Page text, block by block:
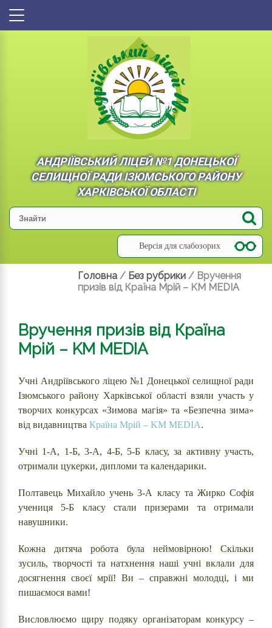
АНДРІЇВСЬКИЙ ЛІЦЕЙ №1 ДОНЕЦЬКОЇ
СЕЛИЩНОЇ РАДИ ІЗЮМСЬКОГО РАЙОНУ
ХАРКІВСЬКОЇ ОБЛАСТІ
Версія для слабозорих
Головна / Без рубрики / Вручення
призів від Країна Мрій – KM MEDIA
Вручення призів від Країна
Мрій – KM MEDIA
Учні Андріївського ліцею №1 Донецької селищної ради
Ізюмського району Харківської області взяли участь у
творчих конкурсах «Зимова магія» та «Безпечна зима»
від видавництва Країна Мрій – KM MEDIA.
Учні 1-А, 1-Б, 3-А, 4-Б, 5-Б класу, за активну участь,
отримали цукерки, дипломи та календарики.
Полтавець Михайло учень 3-А класу та Жирко Софія
учениця 5-Б класу стали призерами та отримали
навушники.
Кожна дитяча робота була неймовірною! Скільки
зусиль, творчості та натхнення наші учні вклали для
досягнення своєї мрії! Ви – справжні молодці, і ми
пишаємося вами!
Висловлюємо щиру подяку організаторам конкурсу –